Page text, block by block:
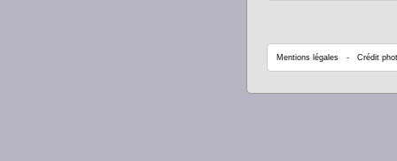
Mentions légales - Crédit